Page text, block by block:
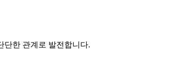
단한 관계로 발전합니다.